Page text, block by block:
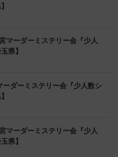
マーダーミステリー会『少人
県】
ーダーミステリー会『少人数シ
マーダーミステリー会『少人
県】